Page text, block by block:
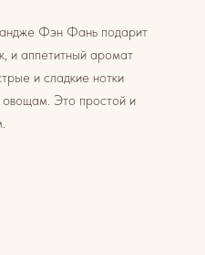
Фэн Фань подарит
и аппетитный аромат
и сладкие нотки
овощам. Это простой и